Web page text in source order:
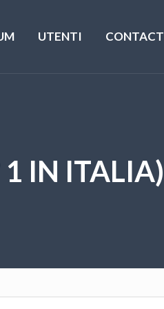
UTENTI CONTACT
1 IN ITALIA)